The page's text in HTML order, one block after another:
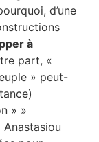
d’une
à
part, «
» peut-
» »